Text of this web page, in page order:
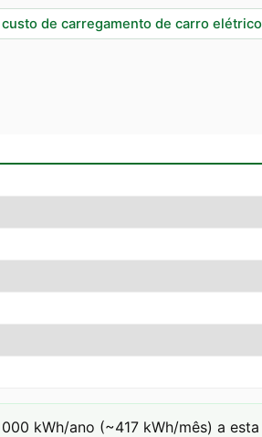
de carregamento de carro elétrico
kWh/ano (~417 kWh/mês) a